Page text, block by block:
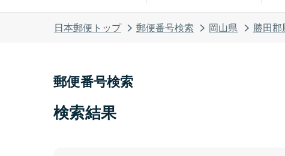
日本郵便トップ 郵便番号検索 岡山県 勝田
郵便番号検索
検索結果